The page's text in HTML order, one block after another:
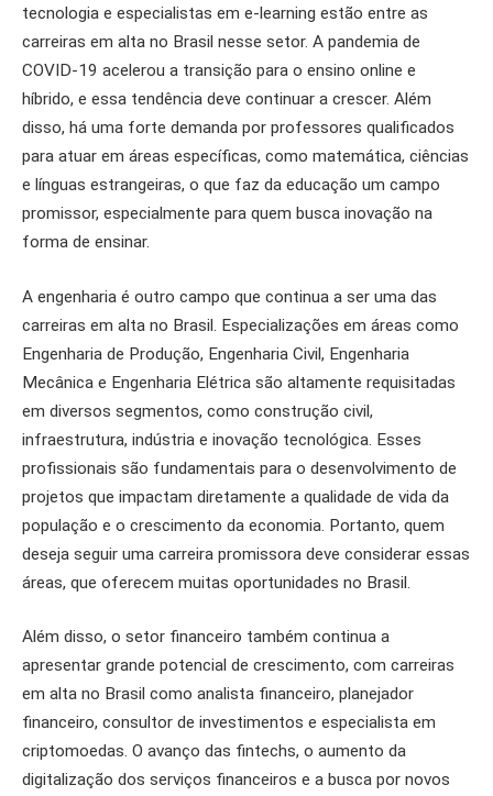
tecnologia e especialistas em e-learning estão entre as
carreiras em alta no Brasil nesse setor. A pandemia de
COVID-19 acelerou a transição para o ensino online e
híbrido, e essa tendência deve continuar a crescer. Além
disso, há uma forte demanda por professores qualificados
para atuar em áreas específicas, como matemática, ciências
e línguas estrangeiras, o que faz da educação um campo
promissor, especialmente para quem busca inovação na
forma de ensinar.
A engenharia é outro campo que continua a ser uma das
carreiras em alta no Brasil. Especializações em áreas como
Engenharia de Produção, Engenharia Civil, Engenharia
Mecânica e Engenharia Elétrica são altamente requisitadas
em diversos segmentos, como construção civil,
infraestrutura, indústria e inovação tecnológica. Esses
profissionais são fundamentais para o desenvolvimento de
projetos que impactam diretamente a qualidade de vida da
população e o crescimento da economia. Portanto, quem
deseja seguir uma carreira promissora deve considerar essas
áreas, que oferecem muitas oportunidades no Brasil.
Além disso, o setor financeiro também continua a
apresentar grande potencial de crescimento, com carreiras
em alta no Brasil como analista financeiro, planejador
financeiro, consultor de investimentos e especialista em
criptomoedas. O avanço das fintechs, o aumento da
digitalização dos serviços financeiros e a busca por novos